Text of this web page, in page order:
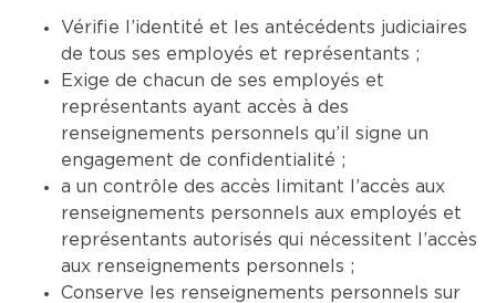
Vérifie l’identité et les antécédents judiciaires
de tous ses employés et représentants ;
Exige de chacun de ses employés et
représentants ayant accès à des
renseignements personnels qu’il signe un
engagement de confidentialité ;
a un contrôle des accès limitant l’accès aux
renseignements personnels aux employés et
représentants autorisés qui nécessitent l’accès
aux renseignements personnels ;
Conserve les renseignements personnels sur